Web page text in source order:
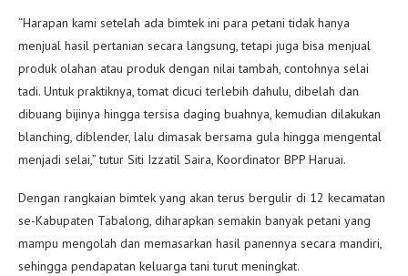
“Harapan kami setelah ada bimtek ini para petani tidak hanya
menjual hasil pertanian secara langsung, tetapi juga bisa menjual
produk olahan atau produk dengan nilai tambah, contohnya selai
tadi. Untuk praktiknya, tomat dicuci terlebih dahulu, dibelah dan
dibuang bijinya hingga tersisa daging buahnya, kemudian dilakukan
blanching, diblender, lalu dimasak bersama gula hingga mengental
menjadi selai,” tutur Siti Izzatil Saira, Koordinator BPP Haruai.
Dengan rangkaian bimtek yang akan terus bergulir di 12 kecamatan
se-Kabupaten Tabalong, diharapkan semakin banyak petani yang
mampu mengolah dan memasarkan hasil panennya secara mandiri,
sehingga pendapatan keluarga tani turut meningkat.